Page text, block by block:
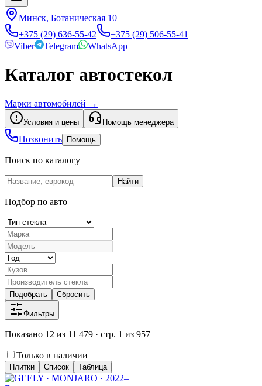
Минск, Ботаническая 10
+375 (29) 636-55-42
+375 (29) 506-55-41
Viber
Telegram WhatsApp
Каталог автостекол
Марки автомобилей →
Условия и цены Помощь менеджера
Позвонить Помощь
Поиск по каталогу
Найти
Подбор по авто
Подобрать Сбросить
Фильтры
Показано 12 из 11 479 · стр. 1 из 957
Только в наличии
Плитки Список Таблица